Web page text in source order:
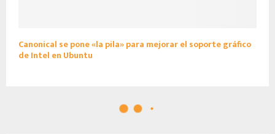
Canonical se pone «la pila» para mejorar el soporte gráfico
de Intel en Ubuntu